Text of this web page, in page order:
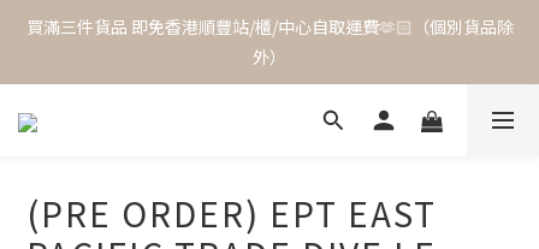
買滿三件貨品 即免香港順豐站/櫃/中心自取運費🫶🏻（個別貨品除
外）
(PRE ORDER) EPT EAST